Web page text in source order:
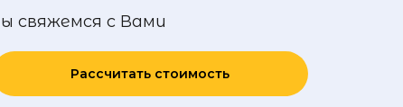
свяжемся с Вами
Рассчитать стоимость